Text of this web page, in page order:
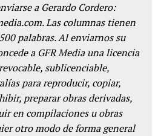
a Gerardo Cordero:
Las columnas tienen
palabras. Al enviarnos su
a GFR Media una licencia
sublicenciable,
para reproducir, copiar,
preparar obras derivadas,
en compilaciones u obras
otro modo de forma general